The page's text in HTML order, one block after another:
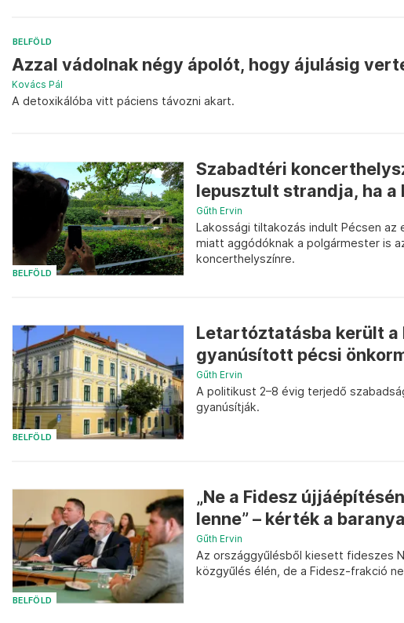
BELFÖLD
Azzal vádolnak négy ápolót, hogy ájulásig
Kovács Pál
A detoxikálóba vitt páciens távozni akart.
BELFÖLD
Szabadtéri
lepusztult strandja, ha a
Gűth Ervin
Lakossági tiltakozás indult Pécsen
miatt aggódóknak a polgármester is
koncerthelyszínre.
BELFÖLD
Letartóztatásba került
gyanúsított pécsi
Gűth Ervin
A politikust 2–8 évig terjedő
gyanúsítják.
BELFÖLD
„Ne a Fidesz
lenne” – kérték a
Gűth Ervin
Az országgyűlésből kiesett fideszes
közgyűlés élén, de a Fidesz-frakció